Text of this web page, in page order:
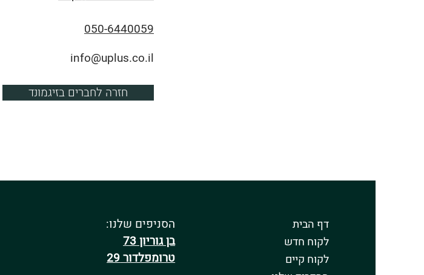
050-6440059
info@uplus.co.il
חזרה לחברים בזיגמונד
הסניפים שלנו:
בן גוריון 73
טרומפלדור 29
דף הבית
לקוח חדש
לקוח קיים